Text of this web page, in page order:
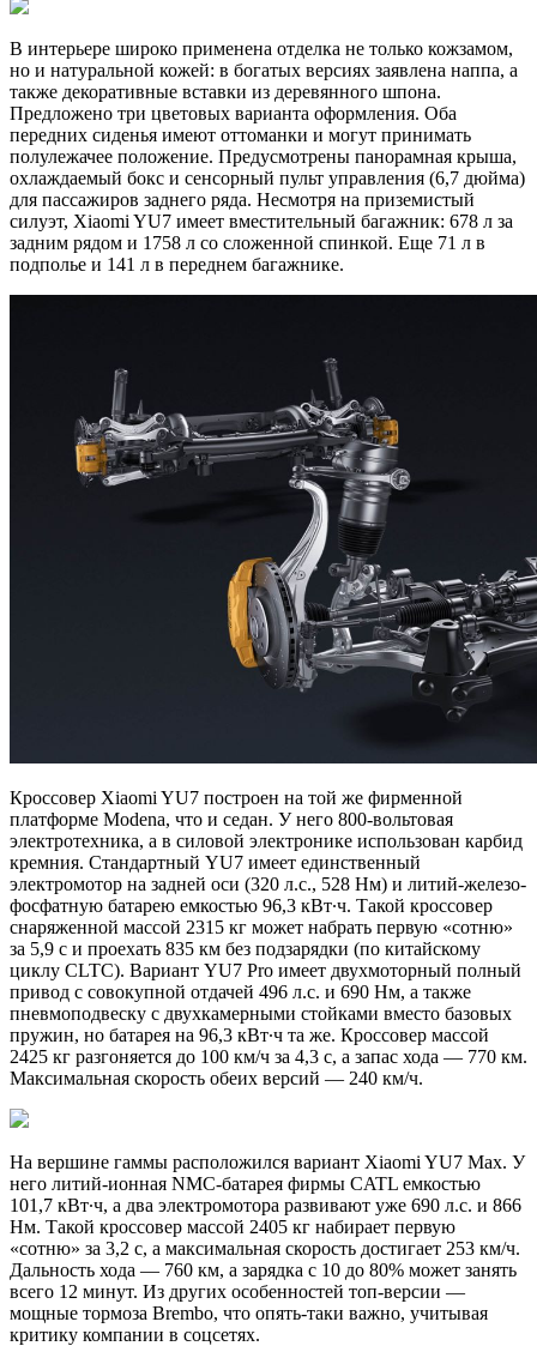
В интерьере широко применена отделка не только кожзамом,
но и натуральной кожей: в богатых версиях заявлена наппа, а
также декоративные вставки из деревянного шпона.
Предложено три цветовых варианта оформления. Оба
передних сиденья имеют оттоманки и могут принимать
полулежачее положение. Предусмотрены панорамная крыша,
охлаждаемый бокс и сенсорный пульт управления (6,7 дюйма)
для пассажиров заднего ряда. Несмотря на приземистый
силуэт, Xiaomi YU7 имеет вместительный багажник: 678 л за
задним рядом и 1758 л со сложенной спинкой. Еще 71 л в
подполье и 141 л в переднем багажнике.
Кроссовер Xiaomi YU7 построен на той же фирменной
платформе Modena, что и седан. У него 800-вольтовая
электротехника, а в силовой электронике использован карбид
кремния. Стандартный YU7 имеет единственный
электромотор на задней оси (320 л.с., 528 Нм) и литий-железо-
фосфатную батарею емкостью 96,3 кВт∙ч. Такой кроссовер
снаряженной массой 2315 кг может набрать первую «сотню»
за 5,9 с и проехать 835 км без подзарядки (по китайскому
циклу CLTC). Вариант YU7 Pro имеет двухмоторный полный
привод с совокупной отдачей 496 л.с. и 690 Нм, а также
пневмоподвеску с двухкамерными стойками вместо базовых
пружин, но батарея на 96,3 кВт∙ч та же. Кроссовер массой
2425 кг разгоняется до 100 км/ч за 4,3 с, а запас хода — 770 км.
Максимальная скорость обеих версий — 240 км/ч.
На вершине гаммы расположился вариант Xiaomi YU7 Max. У
него литий-ионная NMC-батарея фирмы CATL емкостью
101,7 кВт∙ч, а два электромотора развивают уже 690 л.с. и 866
Нм. Такой кроссовер массой 2405 кг набирает первую
«сотню» за 3,2 с, а максимальная скорость достигает 253 км/ч.
Дальность хода — 760 км, а зарядка с 10 до 80% может занять
всего 12 минут. Из других особенностей топ-версии —
мощные тормоза Brembo, что опять-таки важно, учитывая
критику компании в соцсетях.